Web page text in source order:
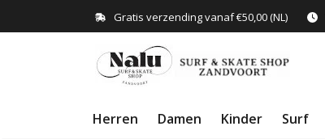
Gratis verzending vanaf €50,00 (NL)
Herren Damen Kinder Surf